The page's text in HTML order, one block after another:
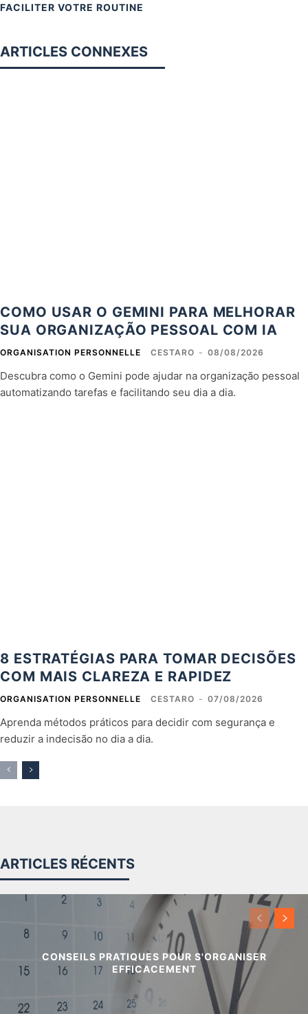
FACILITER VOTRE ROUTINE
ARTICLES CONNEXES
COMO USAR O GEMINI PARA MELHORAR
SUA ORGANIZAÇÃO PESSOAL COM IA
ORGANISATION PERSONNELLE CESTARO - 08/08/2026
Descubra como o Gemini pode ajudar na organização pessoal
automatizando tarefas e facilitando seu dia a dia.
8 ESTRATÉGIAS PARA TOMAR DECISÕES
COM MAIS CLAREZA E RAPIDEZ
ORGANISATION PERSONNELLE CESTARO - 07/08/2026
Aprenda métodos práticos para decidir com segurança e
reduzir a indecisão no dia a dia.
ARTICLES RÉCENTS
CONSEILS PRATIQUES POUR S'ORGANISER
EFFICACEMENT